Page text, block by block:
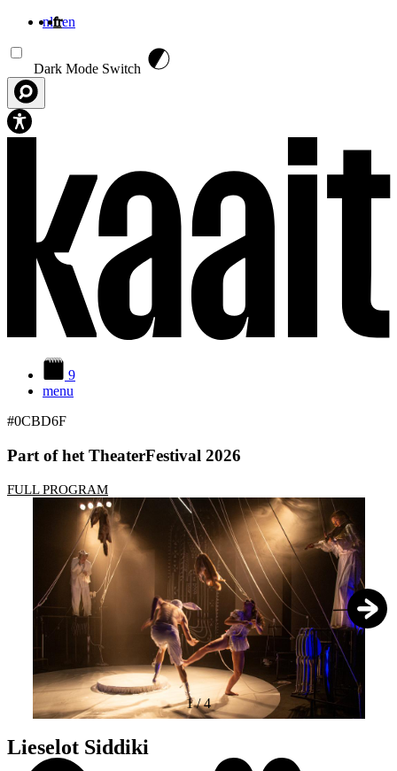
nlfren
Dark Mode Switch
9
menu
#0CBD6F
Part of het TheaterFestival 2026
FULL PROGRAM
1/4
Lieselot Siddiki